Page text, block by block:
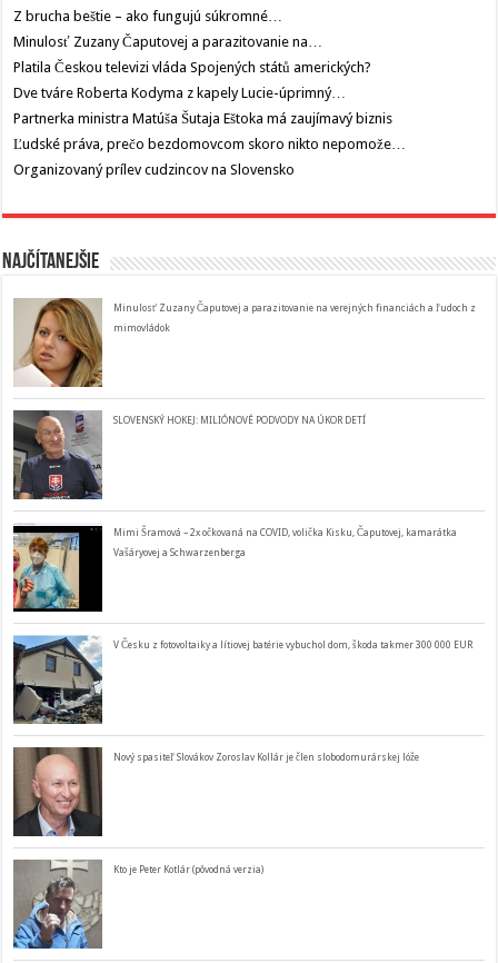
Z brucha beštie – ako fungujú súkromné…
Minulosť Zuzany Čaputovej a parazitovanie na…
Platila Českou televizi vláda Spojených států amerických?
Dve tváre Roberta Kodyma z kapely Lucie-úprimný…
Partnerka ministra Matúša Šutaja Eštoka má zaujímavý biznis
Ľudské práva, prečo bezdomovcom skoro nikto nepomože…
Organizovaný prílev cudzincov na Slovensko
Najčítanejšie
Minulosť Zuzany Čaputovej a parazitovanie na verejných financiách a ľudoch z
mimovládok
SLOVENSKÝ HOKEJ: MILIÓNOVÉ PODVODY NA ÚKOR DETÍ
Mimi Šramová – 2x očkovaná na COVID, volička Kisku, Čaputovej, kamarátka
Vašáryovej a Schwarzenberga
V Česku z fotovoltaiky a lítiovej batérie vybuchol dom, škoda takmer 300 000 EUR
Nový spasiteľ Slovákov Zoroslav Kollár je člen slobodomurárskej lóže
Kto je Peter Kotlár (pôvodná verzia)